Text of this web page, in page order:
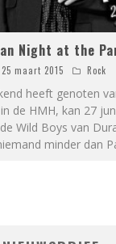
Night at the
25 maart 2015 Rock
heeft genoten
de HMH, kan 27
Wild Boys van
minder dan